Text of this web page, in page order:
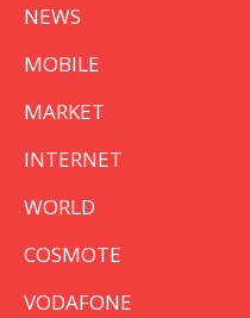
NEWS
MOBILE
MARKET
INTERNET
WORLD
COSMOTE
VODAFONE